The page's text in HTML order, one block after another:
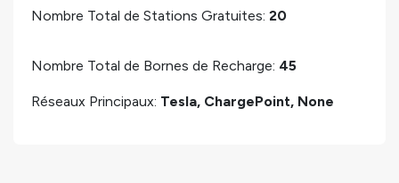
Nombre Total de Stations Gratuites: 20
Nombre Total de Bornes de Recharge: 45
Réseaux Principaux: Tesla, ChargePoint, None